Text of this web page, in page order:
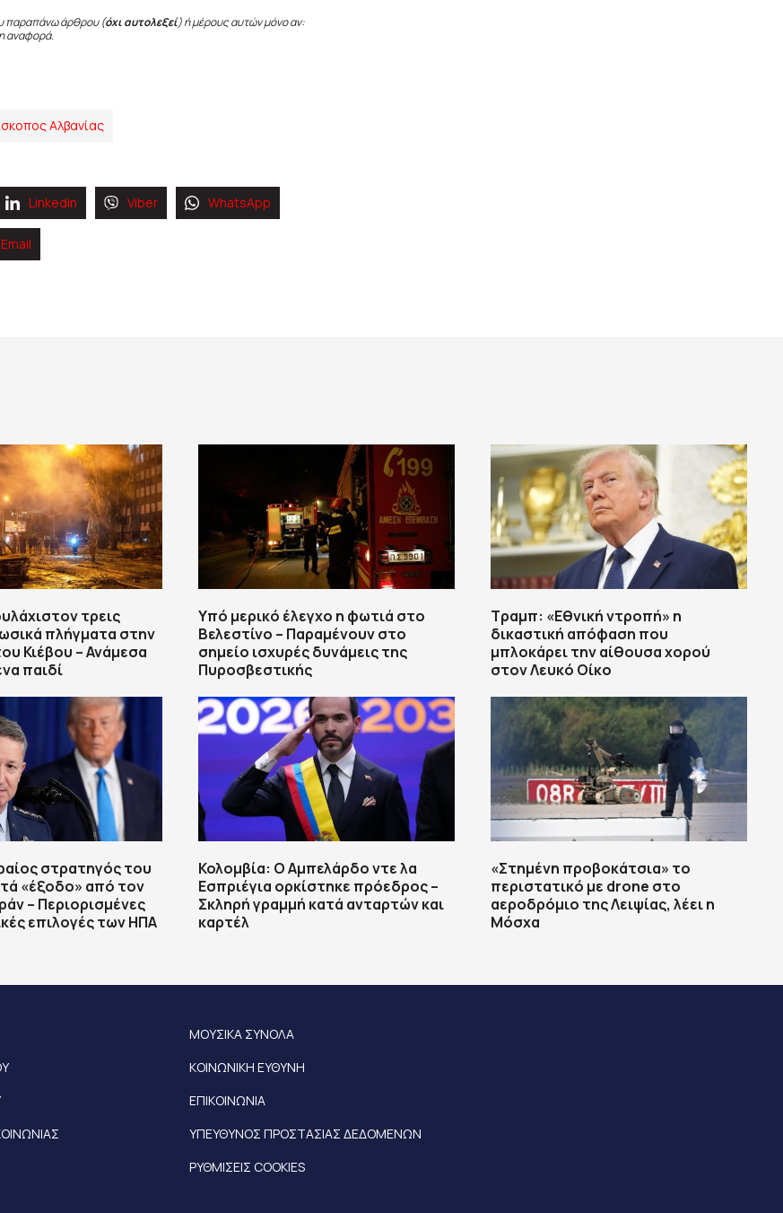
παραπάνω άρθρου (όχι αυτολεξεί) ή μέρους αυτών μόνο αν:
αναφορά.
Αλβανίας
Linkedin Viber WhatsApp
Email
τρεις
πλήγματα στην
Κιέβου – Ανάμεσα
παιδί
στρατηγός του
«έξοδο» από τον
– Περιορισμένες
επιλογές των ΗΠΑ
Υπό μερικό έλεγχο η φωτιά στο
Βελεστίνο – Παραμένουν στο
σημείο ισχυρές δυνάμεις της
Πυροσβεστικής
Κολομβία: Ο Αμπελάρδο ντε λα
Εσπριέγια ορκίστηκε πρόεδρος –
Σκληρή γραμμή κατά ανταρτών και
καρτέλ
Τραμπ: «Εθνική ντροπή» η
δικαστική απόφαση που
μπλοκάρει την αίθουσα χορού
στον Λευκό Οίκο
«Στημένη προβοκάτσια» το
περιστατικό με drone στο
αεροδρόμιο της Λειψίας, λέει η
Μόσχα
ΜΟΥΣΙΚΑ ΣΥΝΟΛΑ
ΚΟΙΝΩΝΙΚΗ ΕΥΘΥΝΗ
ΕΠΙΚΟΙΝΩΝΙΑ
ΥΠΕΥΘΥΝΟΣ ΠΡΟΣΤΑΣΙΑΣ ΔΕΔΟΜΕΝΩΝ
ΡΥΘΜΙΣΕΙΣ COOKIES